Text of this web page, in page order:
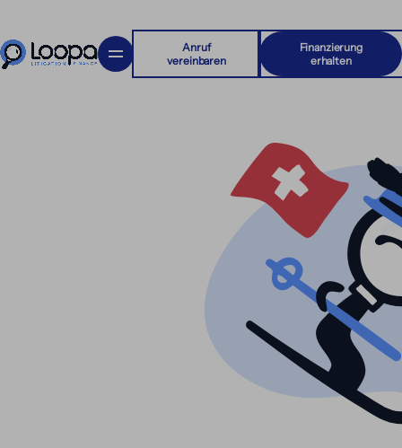
Anruf
vereinbaren
Finanzierung
erhalten